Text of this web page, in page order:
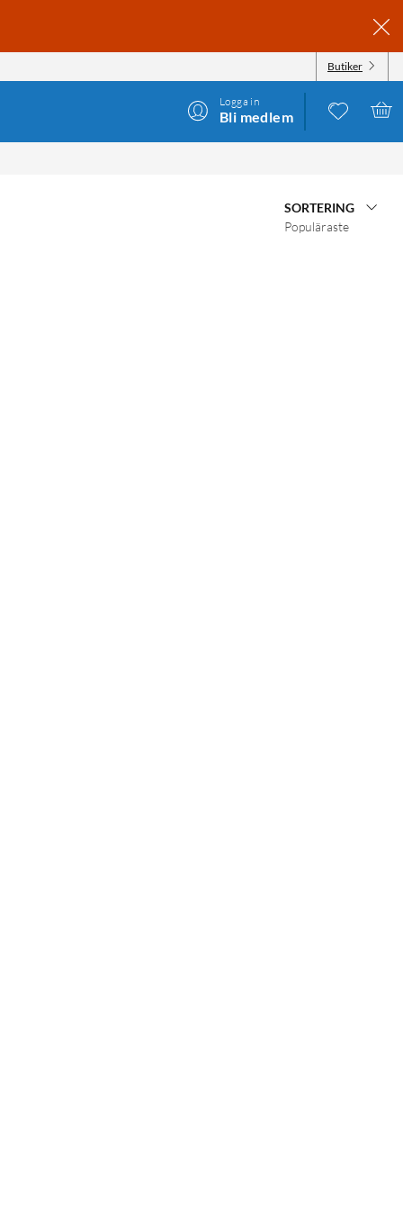
Butiker
Logga in
Bli medlem
SORTERING
Populäraste